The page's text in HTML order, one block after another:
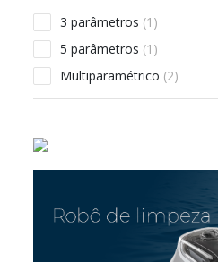
3 parâmetros (1)
5 parâmetros (1)
Multiparamétrico (2)